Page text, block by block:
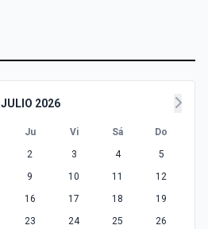
JULIO 2026
Ju Vi Sá
Do
2 3 4
5
9 10 11
12
16 17 18
19
23 24 25
26